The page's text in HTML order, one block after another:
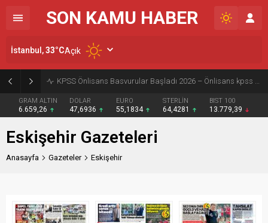
Son Kamu Haber WhatsApp Kanalı açıldı – Kanala Katıl
GRAM ALTIN
6.659,26
DOLAR
47,6936
EURO
55,1834
STERLİN
64,4281
BIST 100
13.779,39
SON KAMU HABER
İstanbul,33°CAçık
Eskişehir Gazeteleri
Anasayfa Gazeteler Eskişehir